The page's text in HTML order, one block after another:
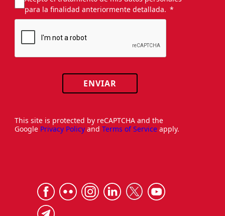
para la finalidad anteriormente detallada.
ENVIAR
This site is protected by reCAPTCHA and the
Google Privacy Policy and Terms of Service apply.